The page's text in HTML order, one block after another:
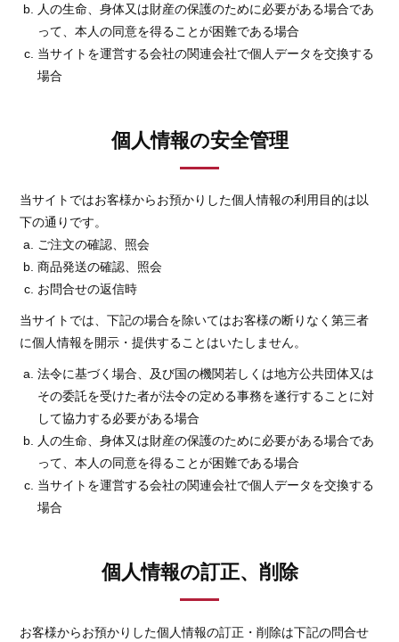
人の生命、身体又は財産の保護のために必要がある場合であ
って、本人の同意を得ることが困難である場合
当サイトを運営する会社の関連会社で個人データを交換する
場合
個人情報の安全管理
当サイトではお客様からお預かりした個人情報の利用目的は以
下の通りです。
ご注文の確認、照会
商品発送の確認、照会
お問合せの返信時
当サイトでは、下記の場合を除いてはお客様の断りなく第三者
に個人情報を開示・提供することはいたしません。
法令に基づく場合、及び国の機関若しくは地方公共団体又は
その委託を受けた者が法令の定める事務を遂行することに対
して協力する必要がある場合
人の生命、身体又は財産の保護のために必要がある場合であ
って、本人の同意を得ることが困難である場合
当サイトを運営する会社の関連会社で個人データを交換する
場合
個人情報の訂正、削除
お客様からお預かりした個人情報の訂正・削除は下記の問合せ